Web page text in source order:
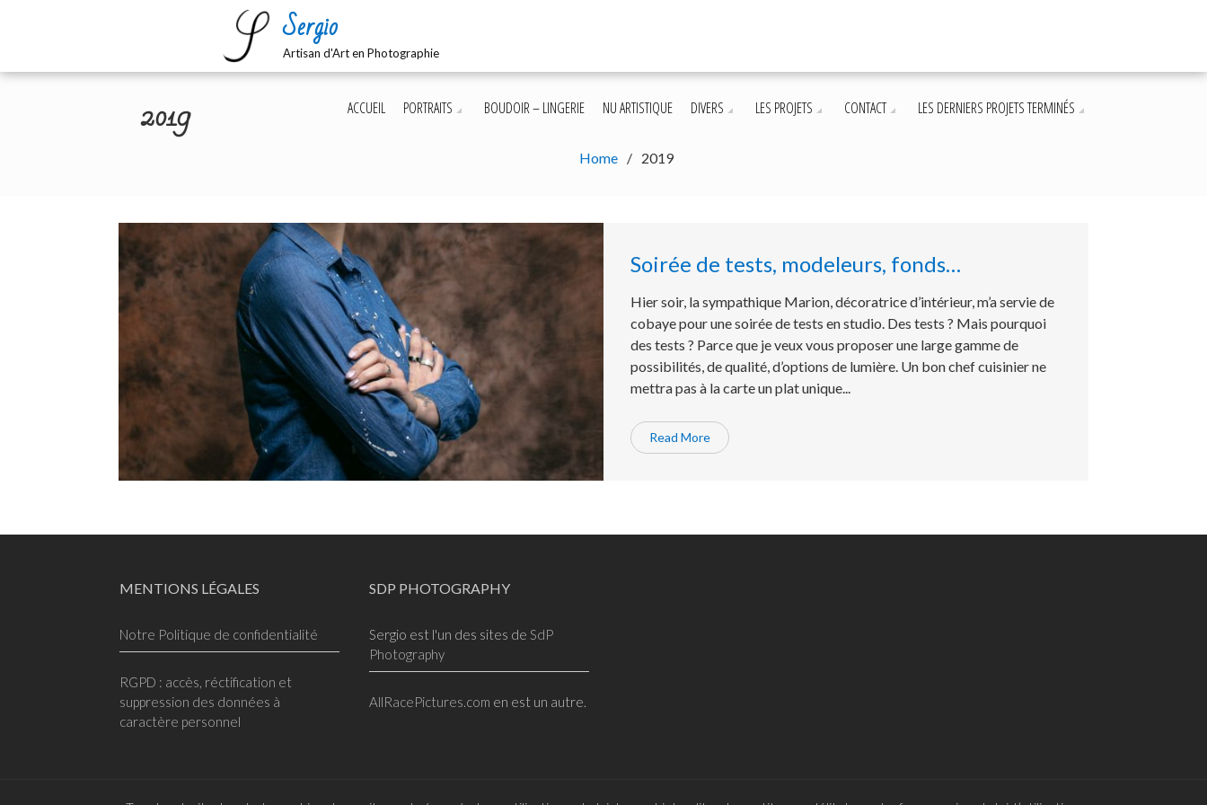
Sergio
Artisan d'Art en Photographie
ACCUEIL PORTRAITS BOUDOIR – LINGERIE NU ARTISTIQUE DIVERS LES PROJETS CONTACT LES DERNIERS PROJETS TERMINÉS
2019
Home 2019
Soirée de tests, modeleurs, fonds…
Hier soir, la sympathique Marion, décoratrice d’intérieur, m’a servie de
cobaye pour une soirée de tests en studio. Des tests ? Mais pourquoi
des tests ? Parce que je veux vous proposer une large gamme de
possibilités, de qualité, d’options de lumière. Un bon chef cuisinier ne
mettra pas à la carte un plat unique...
Read More
MENTIONS LÉGALES
Notre Politique de confidentialité
RGPD : accès, réctification et
suppression des données à
caractère personnel
SDP PHOTOGRAPHY
Sergio est l'un des sites de SdP
Photography
AllRacePictures.com en est un autre.